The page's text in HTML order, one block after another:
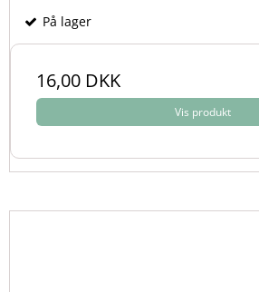
På lager
16,00 DKK
Vis produkt